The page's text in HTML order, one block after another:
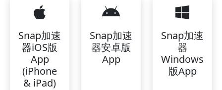
Snap加速
器iOS版
App
(iPhone
& iPad)
Snap加速
器安卓版
App
Snap加速
器
Windows
版App